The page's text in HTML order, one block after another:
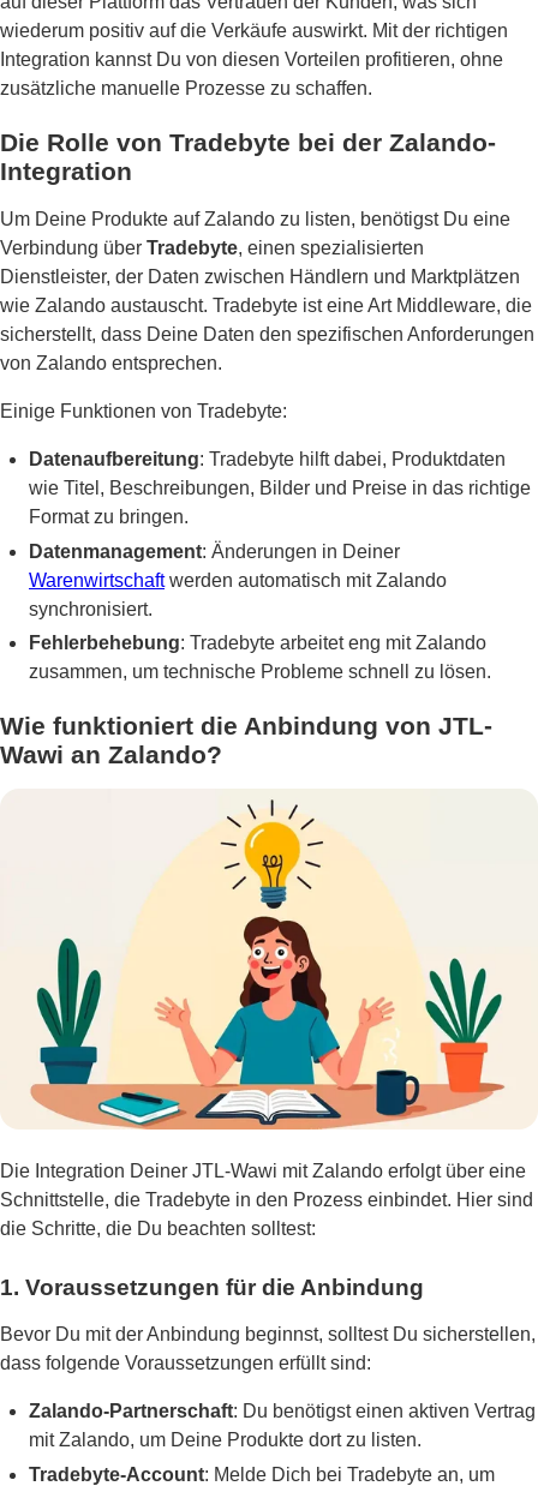
wiederum positiv auf die Verkäufe auswirkt. Mit der richtigen
Integration kannst Du von diesen Vorteilen profitieren, ohne
zusätzliche manuelle Prozesse zu schaffen.
Die Rolle von Tradebyte bei der Zalando-
Integration
Um Deine Produkte auf Zalando zu listen, benötigst Du eine
Verbindung über Tradebyte, einen spezialisierten
Dienstleister, der Daten zwischen Händlern und Marktplätzen
wie Zalando austauscht. Tradebyte ist eine Art Middleware, die
sicherstellt, dass Deine Daten den spezifischen Anforderungen
von Zalando entsprechen.
Einige Funktionen von Tradebyte:
Datenaufbereitung: Tradebyte hilft dabei, Produktdaten
wie Titel, Beschreibungen, Bilder und Preise in das richtige
Format zu bringen.
Datenmanagement: Änderungen in Deiner
Warenwirtschaftwerden automatisch mit Zalando
synchronisiert.
Fehlerbehebung: Tradebyte arbeitet eng mit Zalando
zusammen, um technische Probleme schnell zu lösen.
Wie funktioniert die Anbindung von JTL-
Wawi an Zalando?
Die Integration Deiner JTL-Wawi mit Zalando erfolgt über eine
Schnittstelle, die Tradebyte in den Prozess einbindet. Hier sind
die Schritte, die Du beachten solltest:
1. Voraussetzungen für die Anbindung
Bevor Du mit der Anbindung beginnst, solltest Du sicherstellen,
dass folgende Voraussetzungen erfüllt sind:
Zalando-Partnerschaft: Du benötigst einen aktiven Vertrag
mit Zalando, um Deine Produkte dort zu listen.
Tradebyte-Account: Melde Dich bei Tradebyte an, um